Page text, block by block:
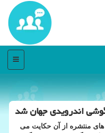
منو
های منتشره از آن حكایت می